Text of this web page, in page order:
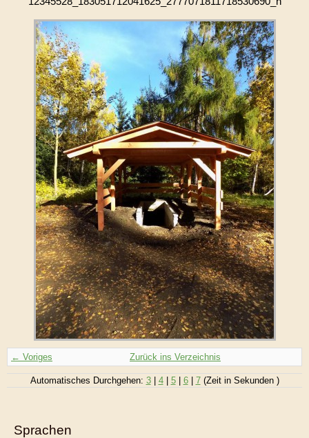
← Voriges Zurück ins Verzeichnis
Automatisches Durchgehen: 3| 4| 5| 6| 7(Zeit in Sekunden )
Sprachen